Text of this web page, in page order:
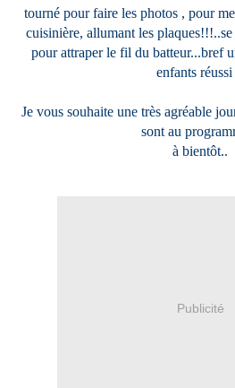
tourné pour faire les photos , pour
cuisinière, allumant les
pour attraper le fil du batteur...bref
enfants
Je vous souhaite une très agréable
sont au
à bientôt..
Publicité